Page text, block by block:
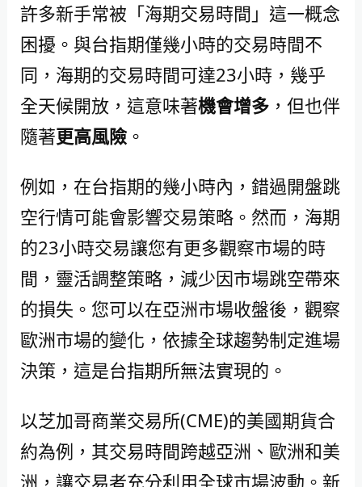
許多新手常被「海期交易時間」這一概念
困擾。與台指期僅幾小時的交易時間不
同，海期的交易時間可達23小時，幾乎
全天候開放，這意味著機會增多，但也伴
隨著更高風險。
例如，在台指期的幾小時內，錯過開盤跳
空行情可能會影響交易策略。然而，海期
的23小時交易讓您有更多觀察市場的時
間，靈活調整策略，減少因市場跳空帶來
的損失。您可以在亞洲市場收盤後，觀察
歐洲市場的變化，依據全球趨勢制定進場
決策，這是台指期所無法實現的。
以芝加哥商業交易所(CME)的美國期貨合
約為例，其交易時間跨越亞洲、歐洲和美
洲，讓交易者充分利用全球市場波動。新